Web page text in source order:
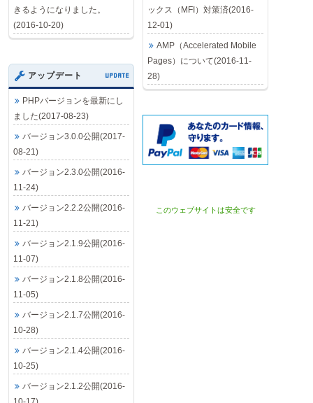
きるようになりました。
(2016-10-20)
ックス（MFI）対策済(2016-
12-01)
AMP（Accelerated Mobile
Pages）について(2016-11-
28)
アップデート UPDATE
PHPバージョンを最新にし
ました(2017-08-23)
バージョン3.0.0公開(2017-
08-21)
バージョン2.3.0公開(2016-
11-24)
バージョン2.2.2公開(2016-
11-21)
バージョン2.1.9公開(2016-
11-07)
バージョン2.1.8公開(2016-
11-05)
バージョン2.1.7公開(2016-
10-28)
バージョン2.1.4公開(2016-
10-25)
バージョン2.1.2公開(2016-
このウェブサイトは安全です